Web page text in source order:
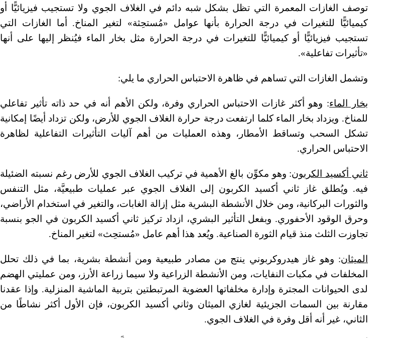
توصف الغازات المعمرة التي تظل بشكل شبه دائم في الغلاف الجوي ولا تستجيب فيزيائيًّا أو
كيميائيًّا للتغيرات في درجة الحرارة بأنها عوامل «مُستحِثة» لتغير المناخ. أما الغازات التي
تستجيب فيزيائيًّا أو كيميائيًّا للتغيرات في درجة الحرارة مثل بخار الماء فيُنظر إليها على أنها
«تأثيرات تفاعلية».
وتشمل الغازات التي تساهم في ظاهرة الاحتباس الحراري ما يلي:
بخار الماء: وهو أكثر غازات الاحتباس الحراري وفرة، ولكن الأهم أنه في حد ذاته تأثير تفاعلي
للمناخ. ويزداد بخار الماء كلما ارتفعت درجة حرارة الغلاف الجوي للأرض، ولكن تزداد أيضًا إمكانية
تشكل السحب وتساقط الأمطار، وهذه العمليات من أهم آليات التأثيرات التفاعلية لظاهرة
الاحتباس الحراري.
ثاني أكسيد الكربون: وهو مكوِّن بالغ الأهمية في تركيب الغلاف الجوي للأرض رغم نسبته الضئيلة
فيه. ويُطلق غاز ثاني أكسيد الكربون إلى الغلاف الجوي عبر عمليات طبيعيَّة، مثل التنفس
والثورات البركانية، ومن خلال الأنشطة البشرية مثل إزالة الغابات، والتغير في استخدام الأراضي،
وحرق الوقود الأحفوري. وبفعل التأثير البشري، ازداد تركيز ثاني أكسيد الكربون في الجو بنسبة
تجاوزت الثلث منذ قيام الثورة الصناعية. ويُعد هذا أهم عامل «مُستحِث» لتغير المناخ.
الميثان: وهو غاز هيدروكربوني ينتج من مصادر طبيعية ومن أنشطة بشرية، بما في ذلك تحلل
المخلفات في مكبات النفايات، ومن الأنشطة الزراعية ولا سيما زراعة الأرز، ومن عمليتي الهضم
لدى الحيوانات المجترة وإدارة مخلفاتها العضوية المرتبطتين بتربية الماشية المنزلية. وإذا عقدنا
مقارنة بين السمات الجزيئية لغازي الميثان وثاني أكسيد الكربون، فإن الأول أكثر نشاطًا من
الثاني، غير أنه أقل وفرة في الغلاف الجوي.